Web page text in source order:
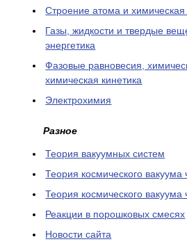
Cтроение атома и химическая
Газы, жидкости и твердые
энергетика
Фазовые равновесия,
химическая кинетика
Электрохимия
Разное
Теория вакуумных систем
Теория космического вакуума
Теория космического вакуума
Реакции в порошковых смесях
Новости сайта